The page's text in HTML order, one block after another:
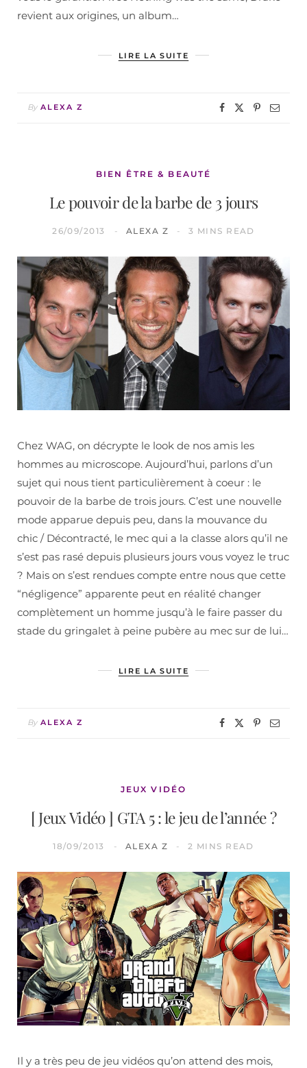
revient aux origines, un album…
LIRE LA SUITE
By ALEXA Z
BIEN ÊTRE & BEAUTÉ
Le pouvoir de la barbe de 3 jours
26/09/2013 ALEXA Z 3 MINS READ
Chez WAG, on décrypte le look de nos amis les
hommes au microscope. Aujourd’hui, parlons d’un
sujet qui nous tient particulièrement à coeur : le
pouvoir de la barbe de trois jours. C’est une nouvelle
mode apparue depuis peu, dans la mouvance du
chic / Décontracté, le mec qui a la classe alors qu’il ne
s’est pas rasé depuis plusieurs jours vous voyez le truc
? Mais on s’est rendues compte entre nous que cette
“négligence” apparente peut en réalité changer
complètement un homme jusqu’à le faire passer du
stade du gringalet à peine pubère au mec sur de lui…
LIRE LA SUITE
By ALEXA Z
JEUX VIDÉO
[ Jeux Vidéo ] GTA 5 : le jeu de l’année ?
18/09/2013 ALEXA Z 2 MINS READ
Il y a très peu de jeu vidéos qu’on attend des mois,